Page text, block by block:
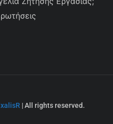
| All rights reserved.